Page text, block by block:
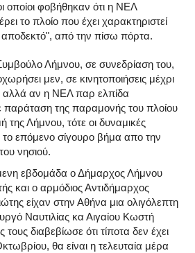
οποίοι φοβήθηκαν ότι η ΝΕΛ
το πλοίο που έχει χαρακτηριστεί
αποδεκτό", από την πίσω πόρτα.
Λήμνου, σε συνεδρίαση του,
μεν, σε κινητοποιήσεις μέχρι
αλλά αν η ΝΕΛ παρ ελπίδα
παράταση της παραμονής του πλοίου
Λήμνου, τότε οι δυναμικές
το επόμενο σίγουρο βήμα απο την
νησιού.
εβδομάδα ο Δήμαρχος Λήμνου
και ο αρμόδιος Αντιδήμαρχος
είχαν στην Αθήνα μια ολιγόλεπτη
Ναυτιλίας κα Αιγαίου Κωστή
διαβεβίωσε ότι τίποτα δεν έχει
θα είναι η τελευταία μέρα